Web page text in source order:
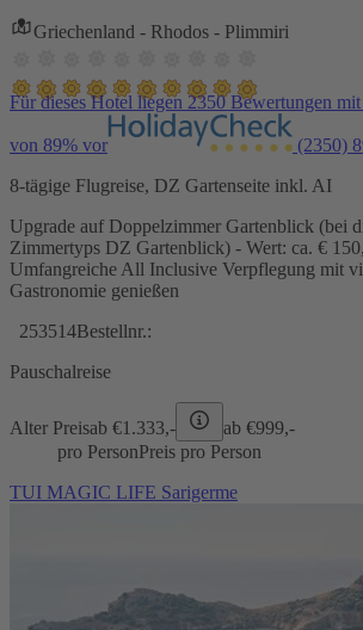
Griechenland - Rhodos - Plimmiri
Für dieses Hotel liegen 2350 Bewertungen
von 89% vor (2350)
8-tägige Flugreise, DZ Gartenseite inkl. AI
Upgrade auf Doppelzimmer Gartenblick (bei
Zimmertyps DZ Gartenblick) - Wert: ca. €
Umfangreiche All Inclusive Verpflegung mit
Gastronomie genießen
253514Bestellnr.:
Pauschalreise
Alter Preisab €1.333,- ab €999,-
pro PersonPreis pro Person
TUI MAGIC LIFE Sarigerme